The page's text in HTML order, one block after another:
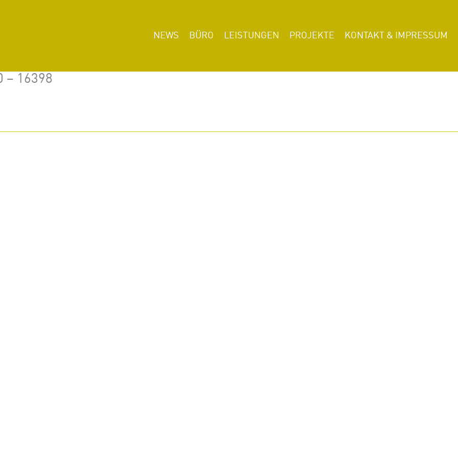
NEWS BÜRO LEISTUNGEN PROJEKTE KONTAKT & IMPRESSUM
– 16398